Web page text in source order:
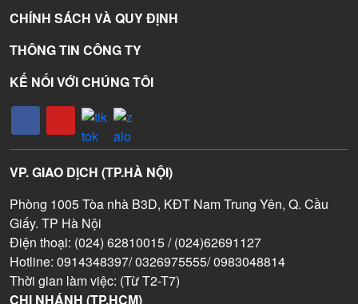
CHÍNH SÁCH VÀ QUY ĐỊNH
THÔNG TIN CÔNG TY
KẾ NỐI VỚI CHÚNG TÔI
VP. GIAO DỊCH (TP.HÀ NỘI)
Phòng 1005 Tòa nhà B3D, KĐT Nam Trung Yên, Q. Cầu
Giấy. TP Hà Nội
Điện thoại: (024) 62810015 / (024)62691127
Hotline: 0914348397/ 0326975555/ 0983048814
Thời gian làm việc: (Từ T2-T7)
CHI NHÁNH (TP.HCM)